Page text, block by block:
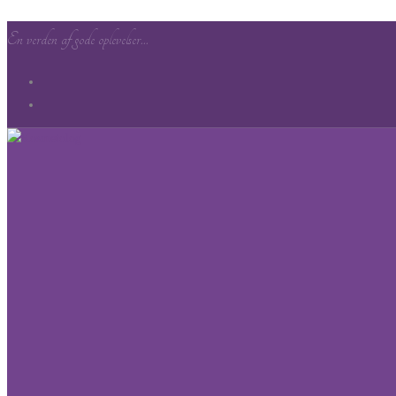
En verden af gode oplevelser...